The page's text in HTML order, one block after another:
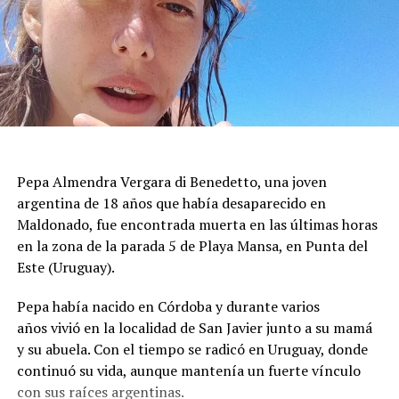
Durante la mañana siguiente, los bomberos
mantuvieron un operativo de inspección para evaluar
grietas, desprendimientos de revestimientos y posibles
riesgos de colapso. Las tareas priorizaron los inmuebles
con daños visibles antes de autorizar el regreso de los
zona.
El ministro de Protección Civil, Nello Musumeci, advirtió
sobre la continuidad de la actividad sísmica y señaló que
“nuevos eventos de magnitud superior a 3 podrían
las autoridades locales, que mantienen el monitoreo
para detectar réplicas y coordinar asistencia donde haga
falta.
Pepa Almendra Vergara di Benedetto, una joven
argentina de 18 años que había desaparecido en
Maldonado, fue encontrada muerta en las últimas horas
en la zona de la parada 5 de Playa Mansa, en Punta del
Este (Uruguay).
Pepa había nacido en Córdoba y durante varios
años vivió en la localidad de San Javier junto a su mamá
y su abuela. Con el tiempo se radicó en Uruguay, donde
continuó su vida, aunque mantenía un fuerte vínculo
con sus raíces argentinas.